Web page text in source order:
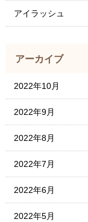
アイラッシュ
アーカイブ
2022年10月
2022年9月
2022年8月
2022年7月
2022年6月
2022年5月